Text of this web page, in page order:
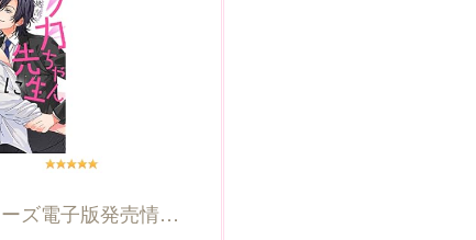
リカちゃん先生シリーズ電子版発売情報まとめ